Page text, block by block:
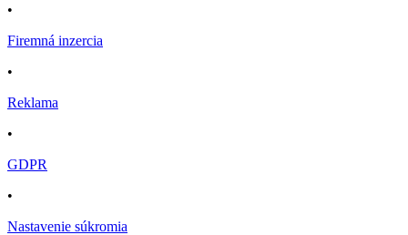
•
Firemná inzercia
•
Reklama
•
GDPR
•
Nastavenie súkromia